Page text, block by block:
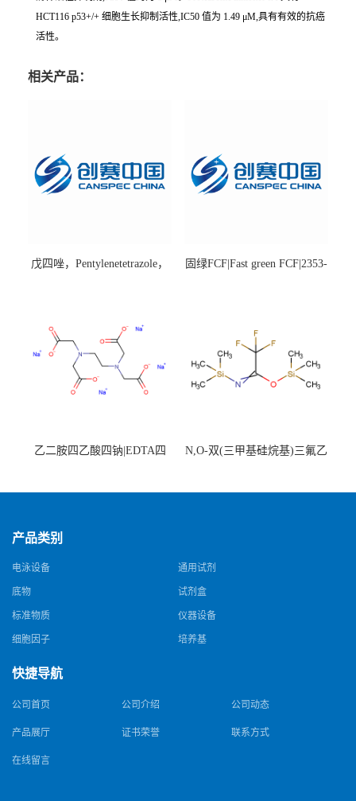
HCT116 p53+/+ 细胞生长抑制活性,IC50 值为 1.49 μM,具有有效的抗癌
活性。
相关产品：
戊四唑，Pentylenetetrazole，
固绿FCF|Fast green FCF|2353-
乙二胺四乙酸四钠|EDTA四
N,O-双(三甲基硅烷基)三氟乙
产品类别
电泳设备 通用试剂
底物 试剂盒
标准物质 仪器设备
细胞因子 培养基
快捷导航
公司首页 公司介绍 公司动态
产品展厅 证书荣誉 联系方式
在线留言